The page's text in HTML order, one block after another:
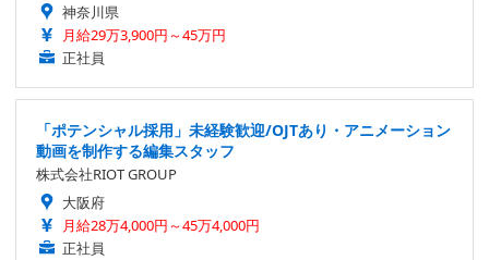
神奈川県
月給29万3,900円～45万円
正社員
「ポテンシャル採用」未経験歓迎/OJTあり・アニメーション
動画を制作する編集スタッフ
株式会社RIOT GROUP
大阪府
月給28万4,000円～45万4,000円
正社員